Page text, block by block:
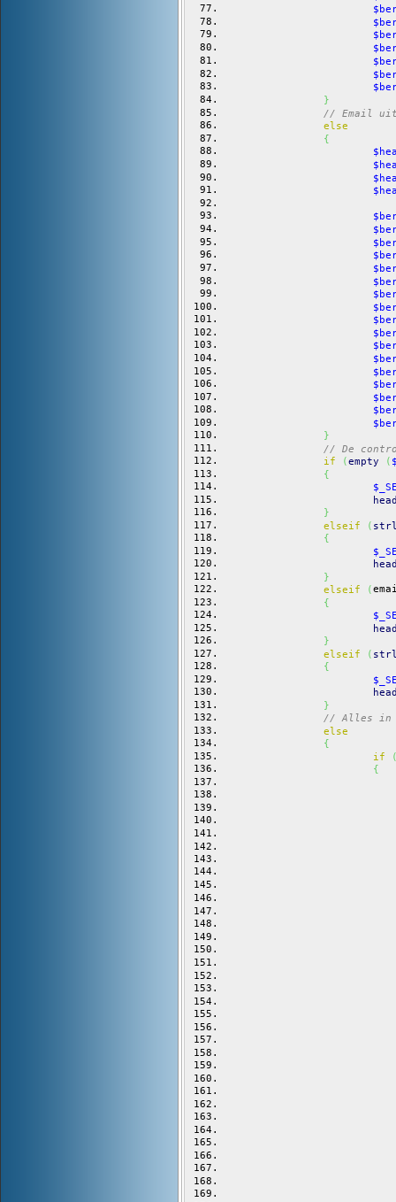
}
// Email
else
{
}
// De
if
(empty (
{
}
elseif
(
{
}
elseif
(
{
}
elseif
(
{
}
// Alles in
else
{
if
{